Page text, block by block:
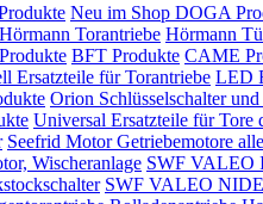
Neu im Shop DOGA
Hörmann Torantriebe Hörmann
BFT Produkte CAME
Ersatzteile für Torantriebe LED
Orion Schlüsselschalter und
Universal Ersatzteile für Tore
Seefrid Motor Getriebemotore
Wischeranlage SWF VALEO
SWF VALEO